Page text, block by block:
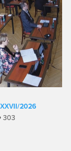
2026
303